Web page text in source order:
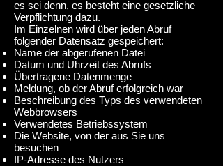
es sei denn, es besteht eine gesetzliche
Verpflichtung dazu.
Im Einzelnen wird über jeden Abruf
folgender Datensatz gespeichert:
Name der abgerufenen Datei
Datum und Uhrzeit des Abrufs
Übertragene Datenmenge
Meldung, ob der Abruf erfolgreich war
Beschreibung des Typs des verwendeten
Webbrowsers
Verwendetes Betriebssystem
Die Website, von der aus Sie uns
besuchen
IP-Adresse des Nutzers